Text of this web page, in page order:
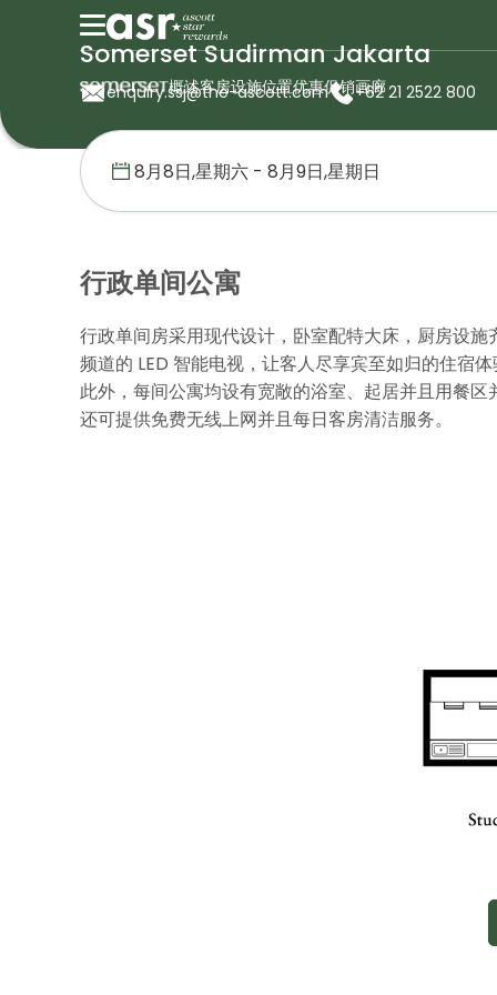
概述客房设施位置优惠促销画廊
Somerset Sudirman Jakarta
enquiry.ssj@the-ascott.com +62 21 2522 800
首页 盛捷服务公寓 印度尼西亚 Somerset Sudirman
行政单间公寓
行政单间房采用现代设计，卧室配特大床，厨房设
频道的 LED 智能电视，让客人尽享宾至如归的住宿
此外，每间公寓均设有宽敞的浴室、起居并且用餐区
还可提供免费无线上网并且每日客房清洁服务。